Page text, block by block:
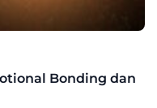
Bonding dan